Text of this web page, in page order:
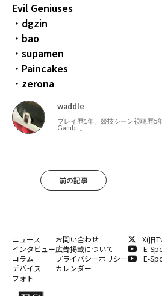
Evil Geniuses
・ dgzin
・ bao
・ supamen
・ Paincakes
・ zerona
waddle
プレイ歴1年、競技シーン視聴歴5
Gambit。
前の記事
ニュース
インタビュー
コラム
デバイス
フォト
お問い合わせ
広告掲載について
プライバシーポリシー
カレンダー
X(旧
E-
E-